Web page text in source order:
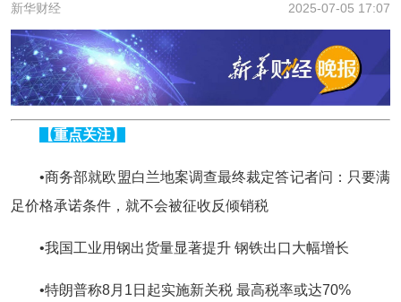
新华财经 2025-07-05 17:07
【重点关注】
•商务部就欧盟白兰地案调查最终裁定答记者问：只要满
足价格承诺条件，就不会被征收反倾销税
•我国工业用钢出货量显著提升 钢铁出口大幅增长
•特朗普称8月1日起实施新关税 最高税率或达70%